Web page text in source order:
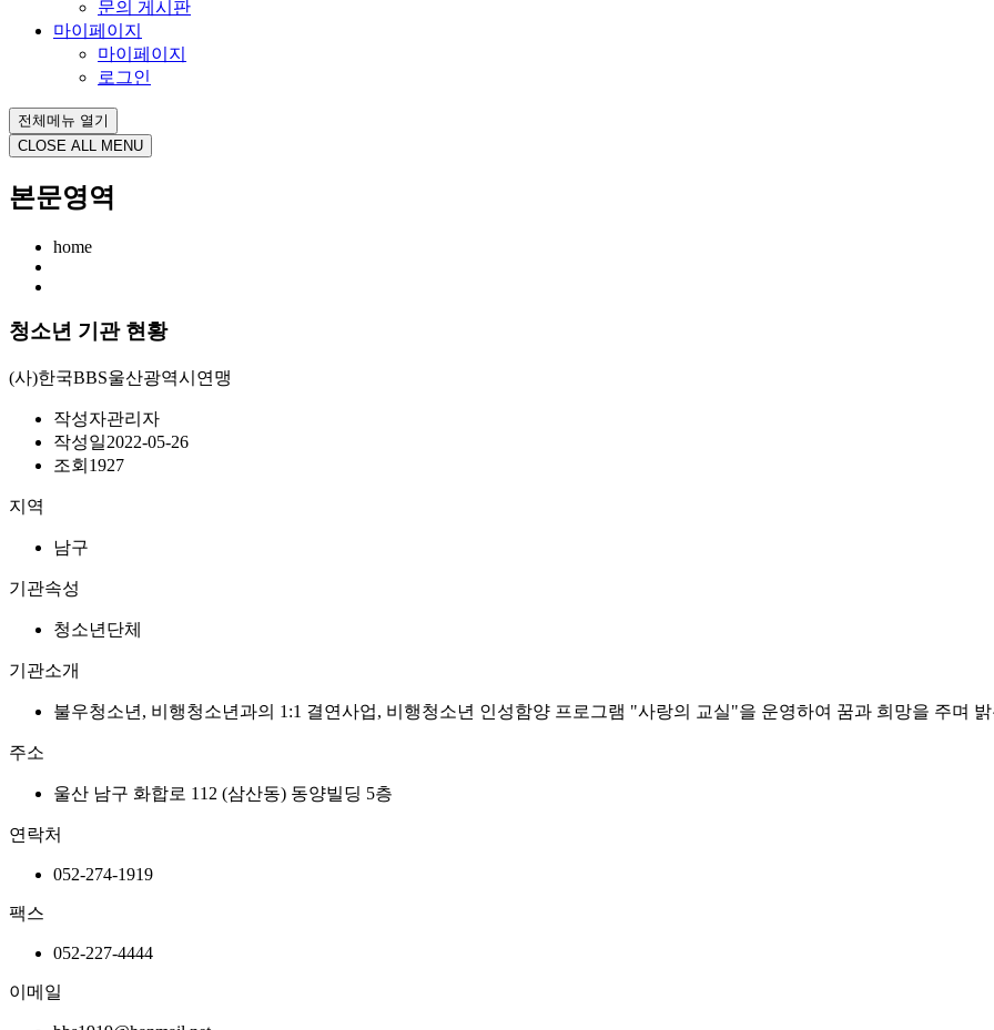
문의 게시판
마이페이지
마이페이지
로그인
전체메뉴 열기
CLOSE ALL MENU
본문영역
home
청소년 기관 현황
(사)한국BBS울산광역시연맹
작성자관리자
작성일2022-05-26
조회 1927
지역
남구
기관속성
청소년단체
기관소개
불우청소년, 비행청소년과의 1:1 결연사업, 비행청소년 인성함양 프로그램 "사랑의 교실"을 운영하여 꿈과 희망을 주며
주소
울산 남구 화합로 112 (삼산동) 동양빌딩 5층
연락처
052-274-1919
팩스
052-227-4444
이메일